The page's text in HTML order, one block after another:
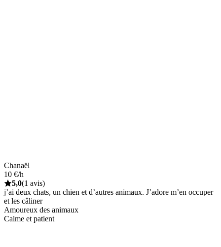
Chanaël
10 €/h
5,0(1 avis)
j’ai deux chats, un chien et d’autres animaux. J’adore m’en occuper
et les câliner
Amoureux des animaux
Calme et patient